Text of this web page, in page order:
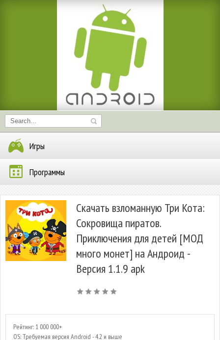
Игры
Программы
Скачать взломанную Три Кота:
Сокровища пиратов.
Приключения для детей [МОД
много монет] на Андроид -
Версия 1.1.9 apk
Рейтинг: 1 000 000+
OS: Требуемая версия Android - 4.2 и выше